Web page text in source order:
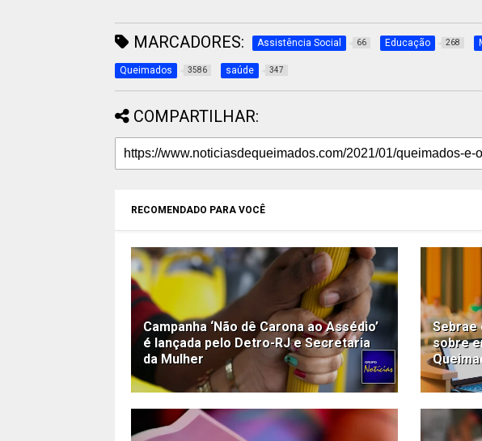
MARCADORES: Assistência Social 66 Educação 268
Queimados 3586 saúde 347
COMPARTILHAR:
RECOMENDADO PARA VOCÊ
Campanha ‘Não dê Carona ao Assédio’
é lançada pelo Detro-RJ e Secretaria
da Mulher
sobre